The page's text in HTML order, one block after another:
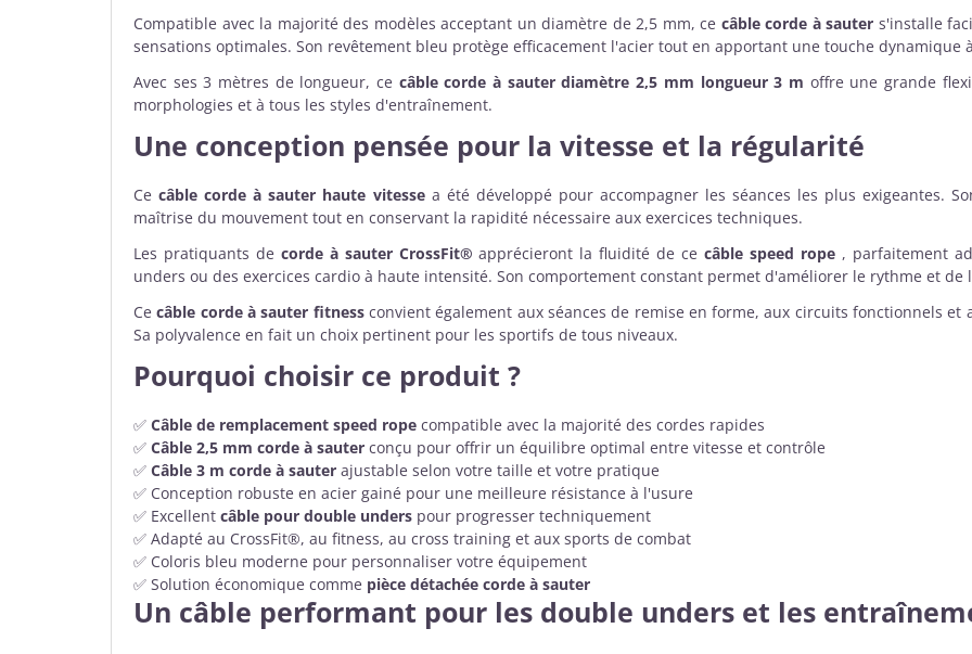
Compatible avec la majorité des modèles acceptant un diamètre de 2,5 mm, ce câble corde à sauter s'installe
sensations optimales. Son revêtement bleu protège efficacement l'acier tout en apportant une touche dynamique
Avec ses 3 mètres de longueur, ce câble corde à sauter diamètre 2,5 mm longueur 3 m offre une grande
morphologies et à tous les styles d'entraînement.
Une conception pensée pour la vitesse et la régularité
Cecâble corde à sauter haute vitessea été développé pour accompagner les séances les plus exigeantes.
maîtrise du mouvement tout en conservant la rapidité nécessaire aux exercices techniques.
Les pratiquants de corde à sauter CrossFit® apprécieront la fluidité de ce câble speed rope, parfaitement
unders ou des exercices cardio à haute intensité. Son comportement constant permet d'améliorer le rythme et
Cecâble corde à sauter fitnessconvient également aux séances de remise en forme, aux circuits fonctionnels
Sa polyvalence en fait un choix pertinent pour les sportifs de tous niveaux.
Pourquoi choisir ce produit ?
✅ Câble de remplacement speed rope compatible avec la majorité des cordes rapides
✅ Câble 2,5 mm corde à sauter conçu pour offrir un équilibre optimal entre vitesse et contrôle
✅ Câble 3 m corde à sauter ajustable selon votre taille et votre pratique
✅ Conception robuste en acier gainé pour une meilleure résistance à l'usure
✅ Excellent câble pour double unders pour progresser techniquement
✅ Adapté au CrossFit®, au fitness, au cross training et aux sports de combat
✅ Coloris bleu moderne pour personnaliser votre équipement
✅ Solution économique comme pièce détachée corde à sauter
Un câble performant pour les double unders et les